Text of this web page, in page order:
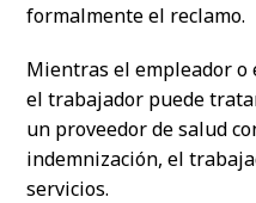
formalmente el reclamo.
Mientras el empleador o
el trabajador puede
un proveedor de salud
indemnización, el
servicios.